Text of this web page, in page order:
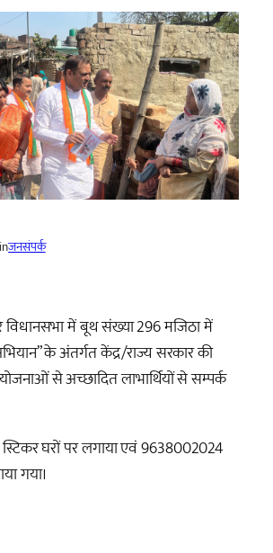
inजनसंपर्क
विधानसभा में बूथ संख्या 296 मजिठा में
के अंतर्गत केंद्र/राज्य सरकार की
से अच्छादित लाभार्थियों से सम्पर्क
स्टिकर घरों पर लगाया एवं 9638002024
गया।